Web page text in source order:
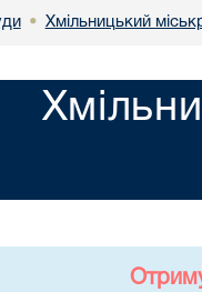
• Хмільницький